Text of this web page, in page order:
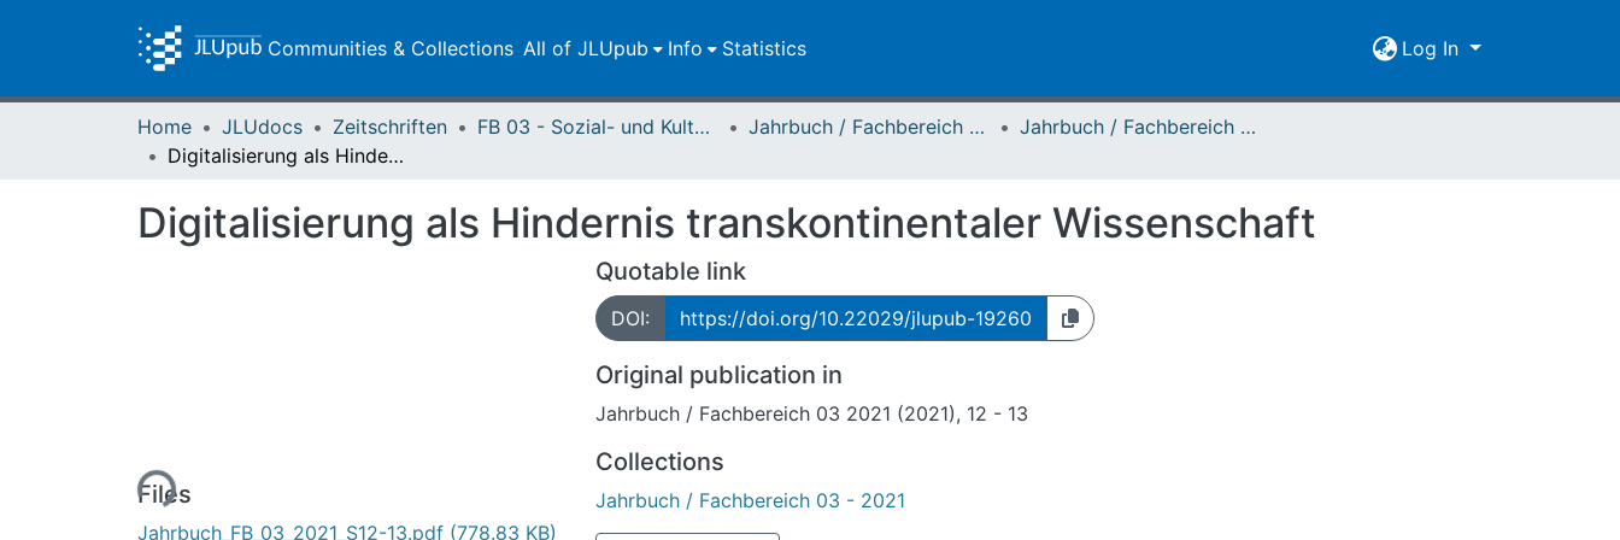
Communities & Collections All of JLUpub Info Statistics Log In
Home JLUdocs Zeitschriften FB 03 - Sozial- und Kulturwissenschaften Jahrbuch / Fachbereich 03, Justus-Liebig-Universität Gießen
Jahrbuch / Fachbereich 03 - 2021
Digitalisierung als Hindernis transkontinentaler Wissenschaft
Digitalisierung als Hindernis transkontinentaler Wissenschaft
Loading...
Files
Jahrbuch_FB_03_2021_S12-13.pdf (778.83 KB)
Quotable link
DOI: https://doi.org/10.22029/jlupub-19260
Original publication in
Jahrbuch / Fachbereich 03 2021 (2021), 12 - 13
Collections
Jahrbuch / Fachbereich 03 - 2021